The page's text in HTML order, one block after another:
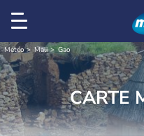
Météo Mali Gao
CARTE